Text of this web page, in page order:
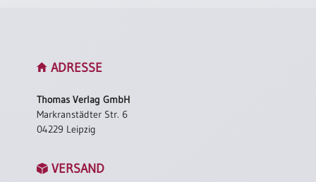
ADRESSE
Thomas Verlag GmbH
Markranstädter Str. 6
04229 Leipzig
VERSAND